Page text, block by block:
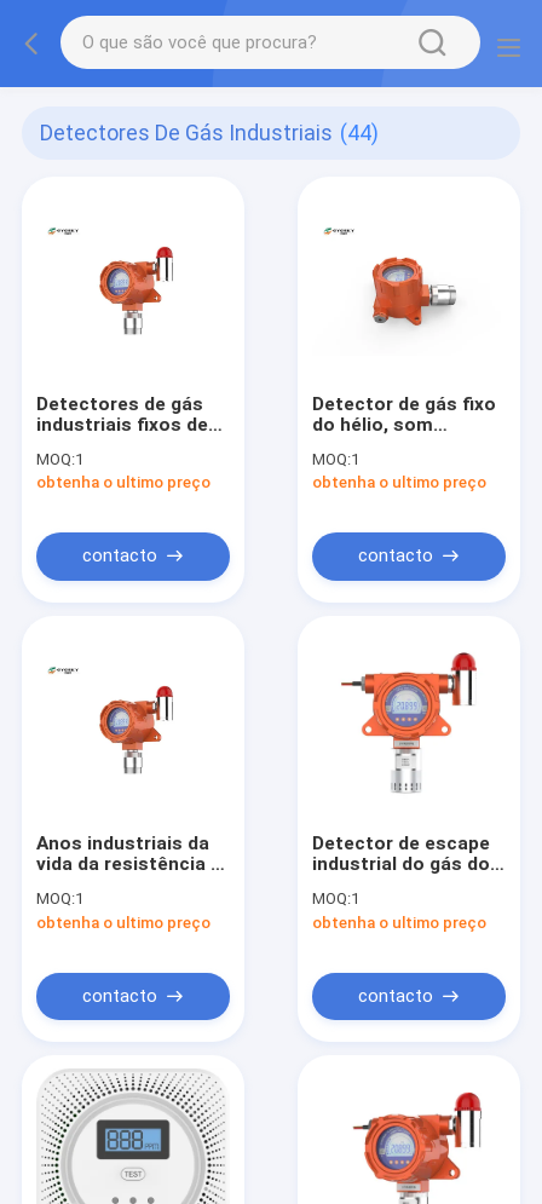
Detectores De Gás Industriais (44)
Detectores de gás
industriais fixos de
importado 4 da
CIDADE - 20A
MOQ:1
obtenha o ultimo preço
contacto
Detector de gás fixo
do hélio, som
detector de escape
do gás/alarme da luz
MOQ:1
obtenha o ultimo preço
contacto
Anos industriais da
vida da resistência 2
detectores de gás do
hidrogênio fixo
MOQ:1
obtenha o ultimo preço
contacto
Detector de escape
industrial do gás do
argônio da liga de
alumínio
MOQ:1
obtenha o ultimo preço
contacto